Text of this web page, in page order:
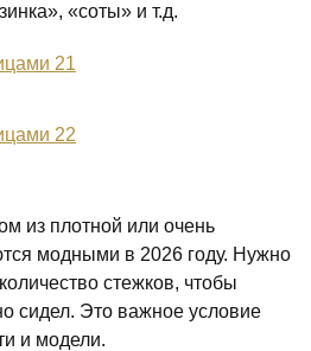
«соты» и т.д.
из плотной или очень
модными в 2026 году. Нужно
стежков, чтобы
сидел. Это важное условие
и модели.